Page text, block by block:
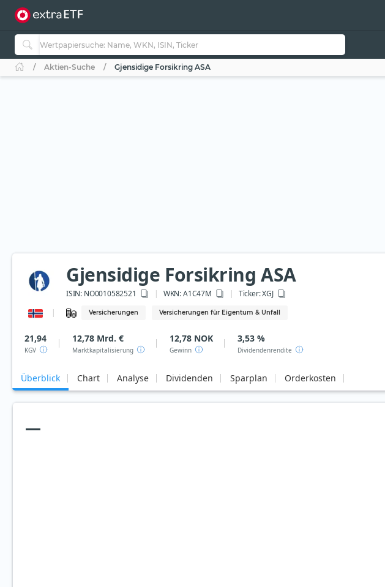
Aktien-Suche Gjensidige Forsikring ASA
Gjensidige Forsikring ASA
ISIN: NO0010582521 WKN: A1C47M Ticker:XGJ
Versicherungen Versicherungen für Eigentum & Unfall
21,94
KGV
12,78 Mrd. €
Marktkapitalisierung
12,78 NOK
Gewinn
3,53 %
Dividendenrendite
Überblick Chart Analyse Dividenden Sparplan Orderkosten
—